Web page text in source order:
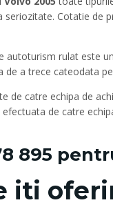
Cotatie de
autoturism rulat este
de a trece cateodata
de catre echipa de
de catre
895
iti